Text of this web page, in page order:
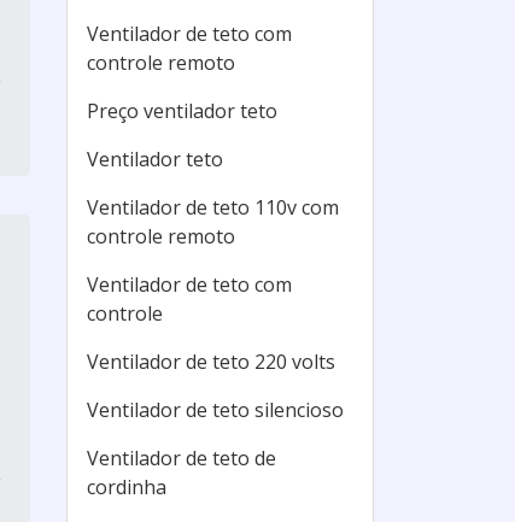
Ventilador de teto com
controle remoto
Preço ventilador teto
Ventilador teto
Ventilador de teto 110v com
controle remoto
Ventilador de teto com
controle
Ventilador de teto 220 volts
Ventilador de teto silencioso
Ventilador de teto de
cordinha